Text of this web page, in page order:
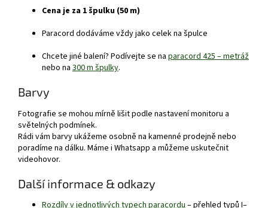
Cena je za 1 špulku (50 m)
Paracord dodáváme vždy jako celek na špulce
Chcete jiné balení? Podívejte se na paracord 425 – metráž
nebo na 300 m špulky.
Barvy
Fotografie se mohou mírně lišit podle nastavení monitoru a
světelných podmínek.
Rádi vám barvy ukážeme osobně na kamenné prodejně nebo
poradíme na dálku. Máme i Whatsapp a můžeme uskutečnit
videohovor.
Další informace & odkazy
Rozdíly v jednotlivých typech paracordu– přehled typů I–